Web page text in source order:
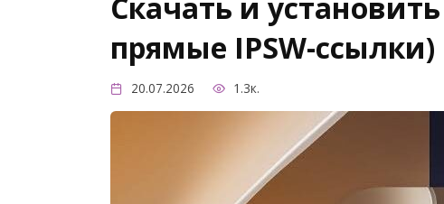
Скачать и установить
прямые IPSW-ссылки)
20.07.2026 1.3к.